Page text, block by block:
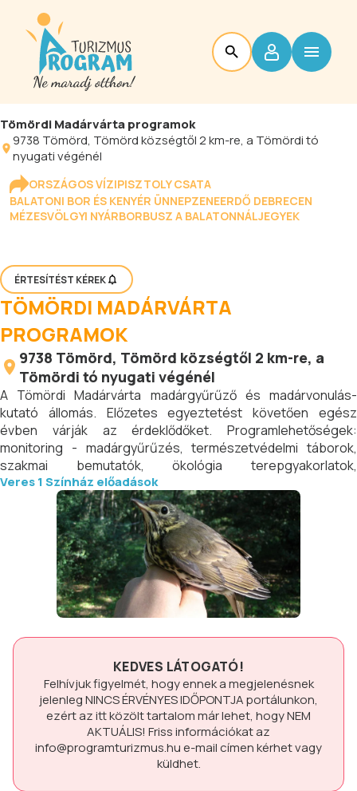
Tömördi Madárvárta programok
9738 Tömörd, Tömörd községtől 2 km-re, a Tömördi tó
nyugati végénél
ORSZÁGOS VÍZIPISZTOLY CSATA
BALATONI BOR ÉS KENYÉR ÜNNEPZENEERDŐ DEBRECEN
MÉZESVÖLGYI NYÁRBORBUSZ A BALATONNÁLJEGYEK
ÉRTESÍTÉST KÉREK
TÖMÖRDI MADÁRVÁRTA
PROGRAMOK
9738 Tömörd, Tömörd községtől 2 km-re, a
Tömördi tó nyugati végénél
A Tömördi Madárvárta madárgyűrűző és madárvonulás-
kutató állomás. Előzetes egyeztetést követően egész
évben várják az érdeklődőket. Programlehetőségek:
monitoring - madárgyűrűzés, természetvédelmi táborok,
szakmai bemutatók, ökológia terepgyakorlatok,
élőhelymegőrző tevékenységek.
Veres 1 Színház előadások
KEDVES LÁTOGATÓ!
Felhívjuk figyelmét, hogy ennek a megjelenésnek
jelenlegNINCS ÉRVÉNYES IDŐPONTJAportálunkon,
ezért az itt közölt tartalom már lehet, hogyNEM
AKTUÁLIS! Friss információkat az
info@programturizmus.hue-mail címen kérhet vagy
küldhet.